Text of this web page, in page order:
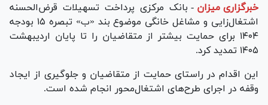
خبرگزاری میزان - بانک مرکزی پرداخت تسهیلات قرض‌الحسنه
اشتغال‌زایی و مشاغل خانگی موضوع بند «ب» تبصره ۱۵ بودجه
۱۴۰۴ برای حمایت بیشتر از متقاضیان را تا پایان اردیبهشت
۱۴۰۵ تمدید کرد.
این اقدام در راستای حمایت از متقاضیان و جلوگیری از ایجاد
وقفه در اجرای طرح‌های اشتغال‌محور انجام شده است.